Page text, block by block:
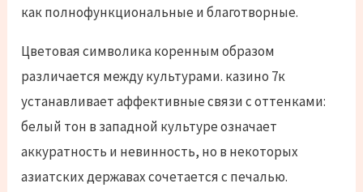
как полнофункциональные и благотворные.
Цветовая символика коренным образом
различается между культурами. казино 7к
устанавливает аффективные связи с оттенками:
белый тон в западной культуре означает
аккуратность и невинность, но в некоторых
азиатских державах сочетается с печалью.